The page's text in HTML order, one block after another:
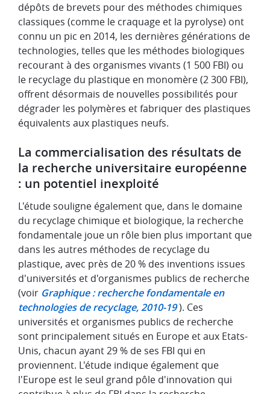
dépôts de brevets pour des méthodes chimiques
classiques (comme le craquage et la pyrolyse) ont
connu un pic en 2014, les dernières générations de
technologies, telles que les méthodes biologiques
recourant à des organismes vivants (1 500 FBI) ou
le recyclage du plastique en monomère (2 300 FBI),
offrent désormais de nouvelles possibilités pour
dégrader les polymères et fabriquer des plastiques
équivalents aux plastiques neufs.
La commercialisation des résultats de
la recherche universitaire européenne
: un potentiel inexploité
L'étude souligne également que, dans le domaine
du recyclage chimique et biologique, la recherche
fondamentale joue un rôle bien plus important que
dans les autres méthodes de recyclage du
plastique, avec près de 20 % des inventions issues
d'universités et d'organismes publics de recherche
(voir Graphique : recherche fondamentale en
technologies de recyclage, 2010-19). Ces
universités et organismes publics de recherche
sont principalement situés en Europe et aux Etats-
Unis, chacun ayant 29 % de ses FBI qui en
proviennent. L'étude indique également que
l'Europe est le seul grand pôle d'innovation qui